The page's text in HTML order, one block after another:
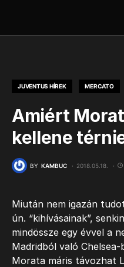
JUVENTUS HÍREK MERCATO
Amiért
kellene
BY KAMBUC 2018.05.18.
Miután nem igazán
ún. “kihívásainak”,
mindössze egy évvel a
Madridból való
Morata máris távozhat